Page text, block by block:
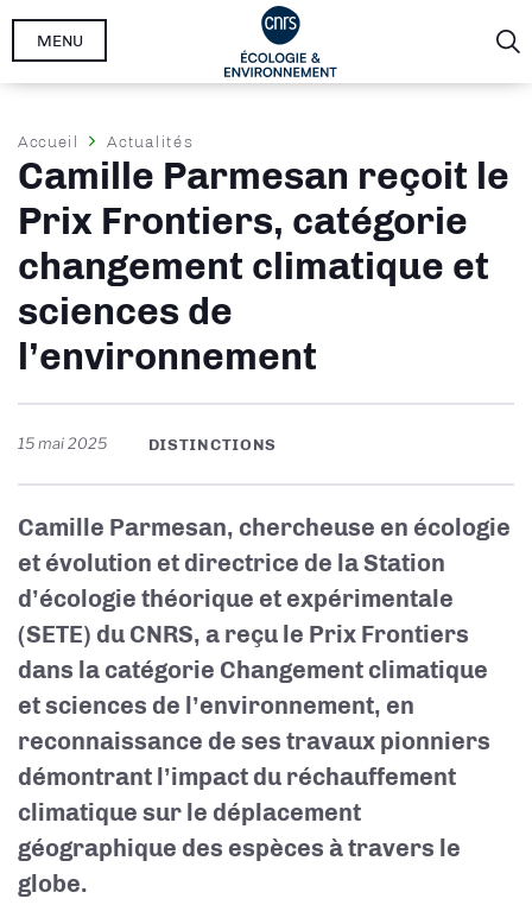
Aller
MENU
Fil
d'Ariane
Accueil Actualités
Camille Parmesan reçoit le
Prix Frontiers, catégorie
changement climatique et
sciences de
l’environnement
15 mai 2025 DISTINCTIONS
Camille Parmesan, chercheuse en écologie
et évolution et directrice de la Station
d’écologie théorique et expérimentale
(SETE) du CNRS, a reçu le Prix Frontiers
dans la catégorie Changement climatique
et sciences de l’environnement, en
reconnaissance de ses travaux pionniers
démontrant l’impact du réchauffement
climatique sur le déplacement
géographique des espèces à travers le
globe.